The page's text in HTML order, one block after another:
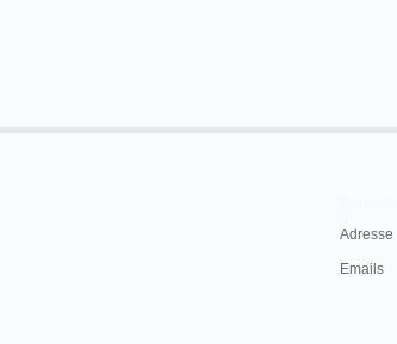
Adresse
Emails